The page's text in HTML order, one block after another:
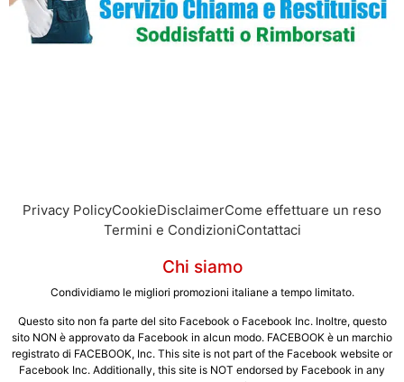
Privacy PolicyCookieDisclaimerCome effettuare un reso
Termini e CondizioniContattaci
Chi siamo
Condividiamo le migliori promozioni italiane a tempo limitato.
Questo sito non fa parte del sito Facebook o Facebook Inc. Inoltre, questo
sito NON è approvato da Facebook in alcun modo. FACEBOOK è un marchio
registrato di FACEBOOK, Inc. This site is not part of the Facebook website or
Facebook Inc. Additionally, this site is NOT endorsed by Facebook in any